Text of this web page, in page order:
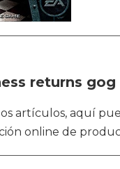
returns gog
artículos, aquí
online de